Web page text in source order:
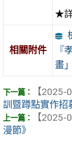
★
相關附件
『
畫
【2025-
訓暨蹲點實作招
【2025-
漫節》